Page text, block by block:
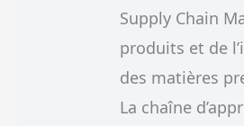
Supply Chain
produits et de
des matières
La chaîne